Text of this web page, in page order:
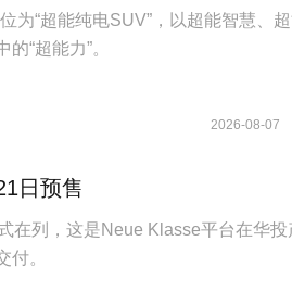
为“超能纯电SUV”，以超能智慧、
“超能力”。
2026-08-07
日预售
在列，这是Neue Klasse平台在华投
付。